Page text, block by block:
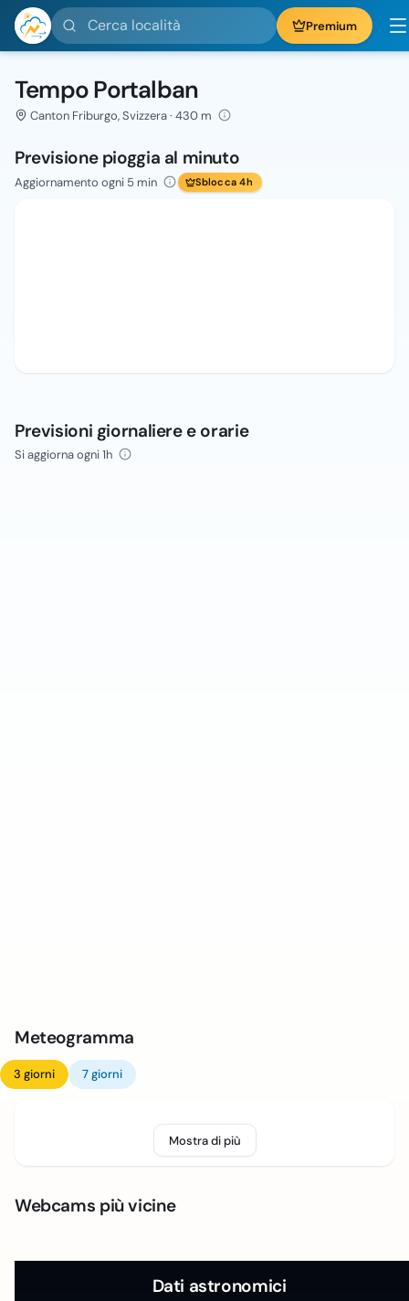
Cerca località Premium
Tempo Portalban
Canton Friburgo, Svizzera · 430 m
Previsione pioggia al minuto
Aggiornamento ogni 5 min Sblocca 4h
Previsioni giornaliere e orarie
Si aggiorna ogni 1h
Meteogramma
3 giorni 7 giorni
Mostra di più
Webcams più vicine
Dati astronomici